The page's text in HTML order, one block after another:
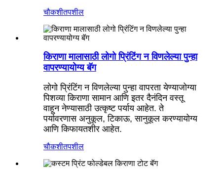
चौकशीतपशील
किराणा मालासाठी लोगो प्रिंटिंग न विणलेल्या पुन्हा
वापरण्यायोग्य बॅग
लोगो प्रिंटिंग न विणलेल्या पुन्हा वापरता येण्याजोग्या
पिशव्या किराणा सामान आणि इतर दैनंदिन वस्तू
वाहून नेण्यासाठी उत्कृष्ट पर्याय आहेत. ते
पर्यावरणास अनुकूल, टिकाऊ, सानुकूल करण्यायोग्य
आणि किफायतशीर आहेत.
चौकशीतपशील